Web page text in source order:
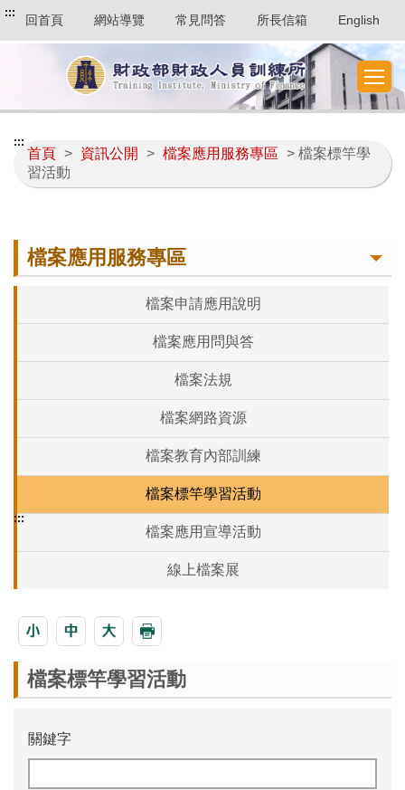
::: 回首頁 網站導覽 常見問答 所長信箱 English
首頁 > 資訊公開 > 檔案應用服務專區
> 檔案標竿學
習活動
:::
檔案應用服務專區
檔案申請應用說明
檔案應用問與答
檔案法規
檔案網路資源
檔案教育內部訓練
檔案標竿學習活動
檔案應用宣導活動
線上檔案展
:::
檔案標竿學習活動
關鍵字